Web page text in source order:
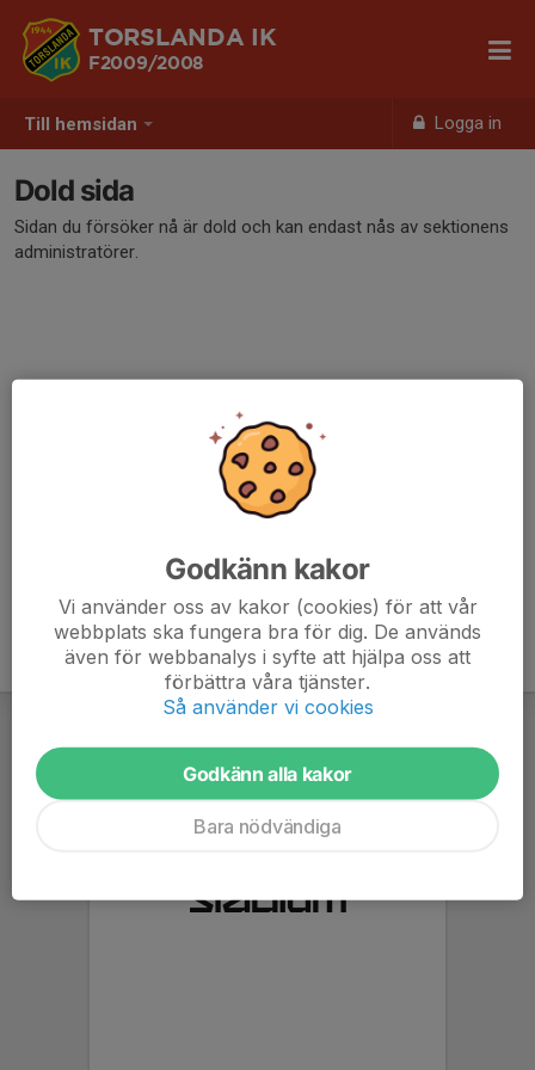
Till hemsidan Logga in
TORSLANDA IK
F2009/2008
Dold sida
Sidan du försöker nå är dold och kan endast nås av sektionens
administratörer.
Godkänn kakor
Vi använder oss av kakor (cookies) för att vår
webbplats ska fungera bra för dig. De används
även för webbanalys i syfte att hjälpa oss att
förbättra våra tjänster.
Så använder vi cookies
Godkänn alla kakor
Bara nödvändiga